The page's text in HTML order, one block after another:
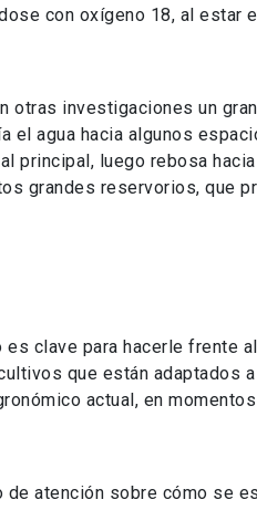
con oxígeno 18, al estar
otras investigaciones un
el agua hacia algunos
principal, luego rebosa
grandes reservorios, que
clave para hacerle frente
que están
actual, en
de atención sobre cómo se